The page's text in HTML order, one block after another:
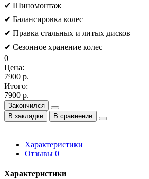
✔ Шиномонтаж
✔ Балансировка колес
✔ Правка стальных и литых дисков
✔ Сезонное хранение колес
0
Цена:
7900 р.
Итого:
7900 р.
Закончился
В закладки
В сравнение
Характеристики
Отзывы 0
Характеристики